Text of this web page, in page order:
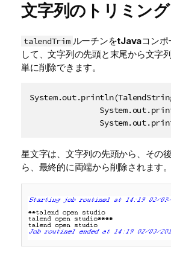
文字列のトリミング
talendTrim ルーチンをtJavaコン
して、文字列の先頭と末尾から文字
単に削除できます。
星文字は、文字列の先頭から、その
ら、最終的に両端から削除されます。